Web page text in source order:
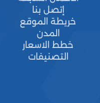
إتصل بنا
خريطة الموقع
المدن
خطط الاسعار
التصنيفات